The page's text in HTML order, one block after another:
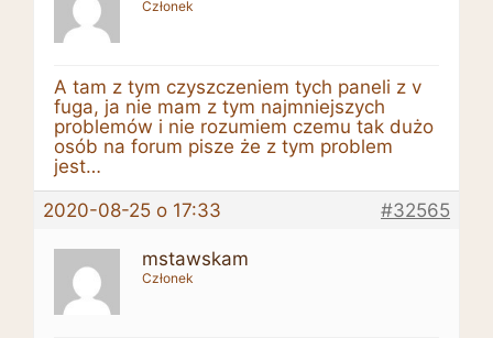
Członek
A tam z tym czyszczeniem tych paneli z v
fuga, ja nie mam z tym najmniejszych
problemów i nie rozumiem czemu tak dużo
osób na forum pisze że z tym problem
jest…
2020-08-25 o 17:33
#32565
mstawskam
Członek